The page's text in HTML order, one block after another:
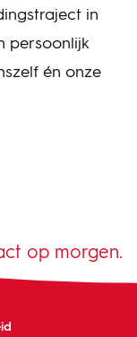
in
persoonlijk
én onze
op morgen.